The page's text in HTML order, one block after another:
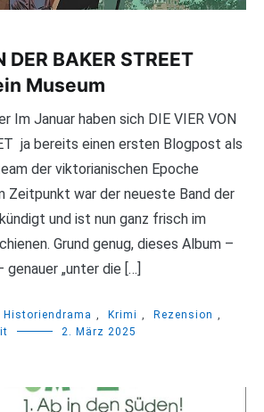
DER BAKER STREET
Museum
Im Januar haben sich DIE VIER VON
ja bereits einen ersten Blogpost als
der viktorianischen Epoche
Zeitpunkt war der neueste Band der
und ist nun ganz frisch im
Grund genug, dieses Album –
„unter die […]
Historiendrama , Krimi , Rezension ,
2. März 2025